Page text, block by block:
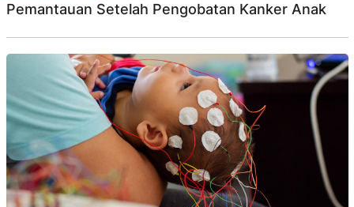
Pemantauan Setelah Pengobatan Kanker Anak